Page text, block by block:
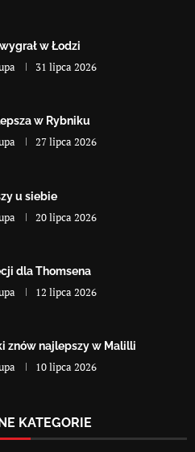
w Łodzi
31 lipca 2026
w Rybniku
27 lipca 2026
u siebie
20 lipca 2026
dla Thomsena
12 lipca 2026
znów najlepszy w Malilli
10 lipca 2026
KATEGORIE